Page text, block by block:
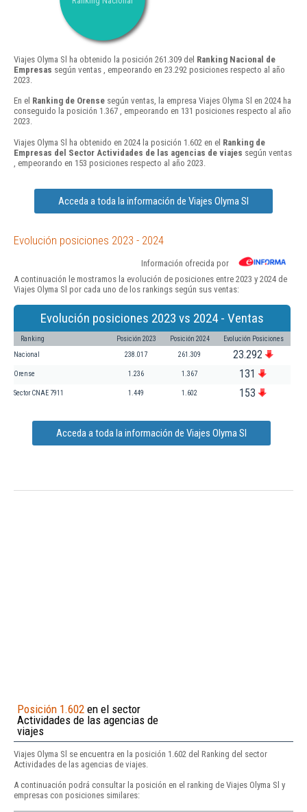
Viajes Olyma Sl ha obtenido la posición 261.309 del Ranking Nacional de
Empresas según ventas , empeorando en 23.292 posiciones respecto al año
2023.
En el Ranking de Orense según ventas, la empresa Viajes Olyma Sl en 2024 ha
conseguido la posición 1.367 , empeorando en 131 posiciones respecto al año
2023.
Viajes Olyma Sl ha obtenido en 2024 la posición 1.602 en el Ranking de
Empresas del Sector Actividades de las agencias de viajes según ventas
, empeorando en 153 posiciones respecto al año 2023.
Acceda a toda la información de Viajes Olyma Sl
Evolución posiciones 2023 - 2024
Información ofrecida por
A continuación le mostramos la evolución de posiciones entre 2023 y 2024 de
Viajes Olyma Sl por cada uno de los rankings según sus ventas:
Evolución posiciones 2023 vs 2024 - Ventas
Ranking Posición 2023 Posición 2024 Evolución Posiciones
Nacional 238.017 261.309 23.292
Orense 1.236 1.367 131
Sector CNAE 7911 1.449 1.602 153
Acceda a toda la información de Viajes Olyma Sl
Posición 1.602 en el sector
Actividades de las agencias de
viajes
Viajes Olyma Sl se encuentra en la posición 1.602 del Ranking del sector
Actividades de las agencias de viajes.
A continuación podrá consultar la posición en el ranking de Viajes Olyma Sl y
empresas con posiciones similares: